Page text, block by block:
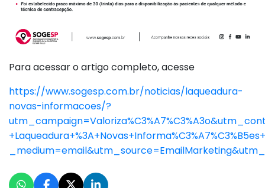
Para acessar o artigo completo, acesse
https://www.sogesp.com.br/noticias/laqueadura-
novas-informacoes/?